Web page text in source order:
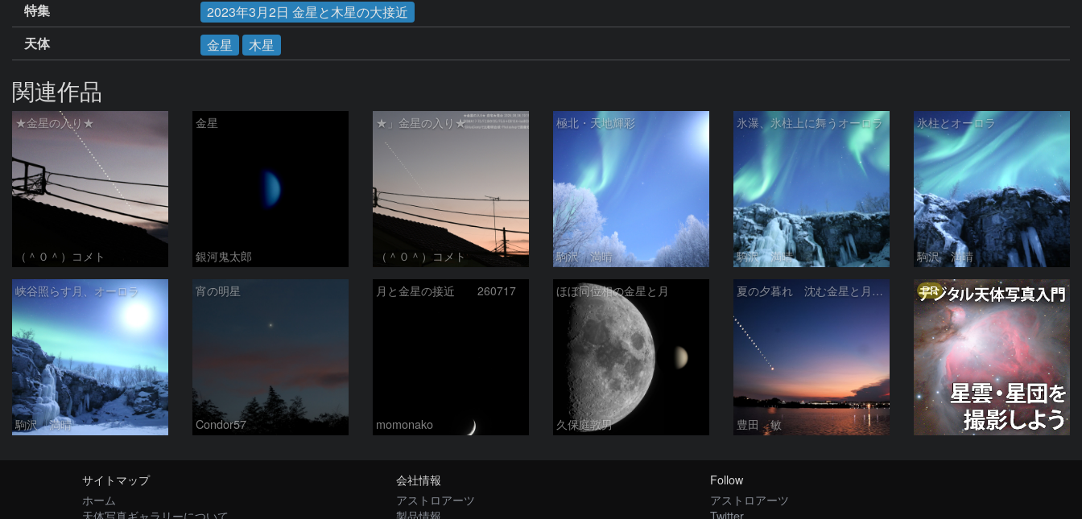
特集
2023年3月2日 金星と木星の大接近
天体
金星 木星
関連作品
★金星の入り★
（＾０＾）コメト
金星
銀河鬼太郎
★」金星の入り★
（＾０＾）コメト
極北・天地輝彩
駒沢 満晴
氷瀑、氷柱上に舞うオーロラ
駒沢 満晴
氷柱とオーロラ
駒沢 満晴
峡谷照らす月、オーロラ
駒沢 満晴
宵の明星
Condor57
月と金星の接近 260717
momonako
ほぼ同位相の金星と月
久保庭敦男
夏の夕暮れ 沈む金星と月 2026/7/20
豊田 敏
PR
サイトマップ
ホーム
天体写真ギャラリーについて
会社情報
アストロアーツ
製品情報
Follow
アストロアーツ
Twitter